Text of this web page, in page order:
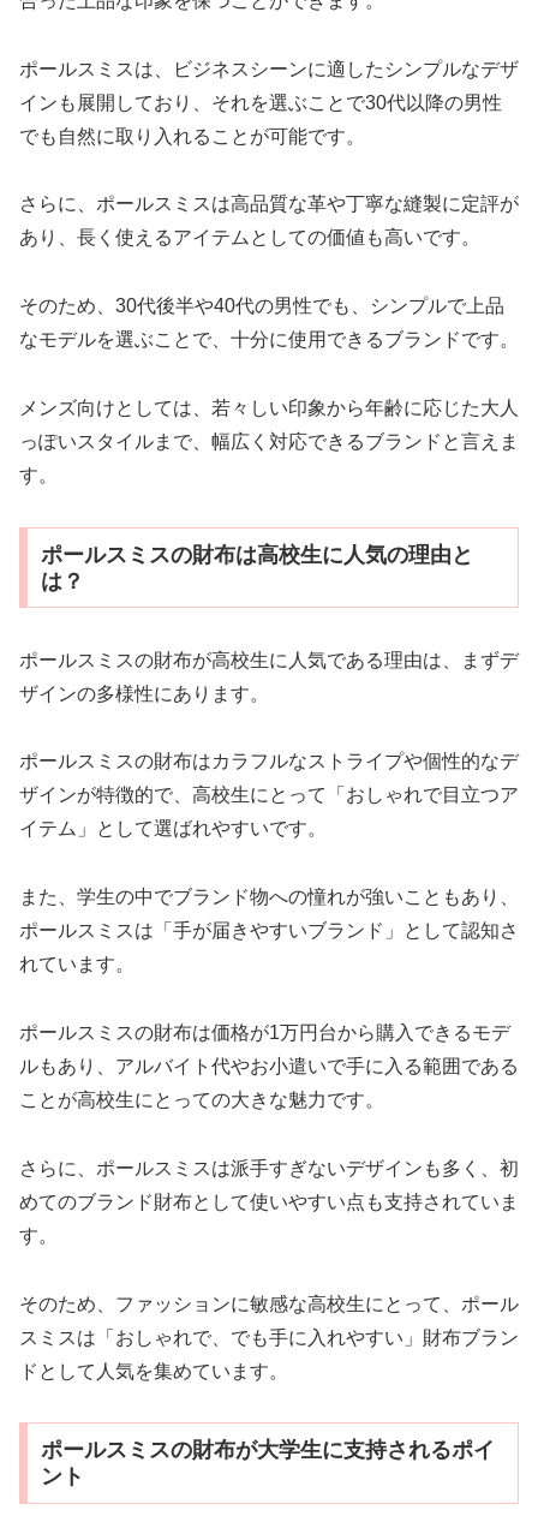
ポールスミスは、ビジネスシーンに適したシンプルなデザ
インも展開しており、それを選ぶことで30代以降の男性
でも自然に取り入れることが可能です。
さらに、ポールスミスは高品質な革や丁寧な縫製に定評が
あり、長く使えるアイテムとしての価値も高いです。
そのため、30代後半や40代の男性でも、シンプルで上品
なモデルを選ぶことで、十分に使用できるブランドです。
メンズ向けとしては、若々しい印象から年齢に応じた大人
っぽいスタイルまで、幅広く対応できるブランドと言えま
す。
ポールスミスの財布は高校生に人気の理由と
は？
ポールスミスの財布が高校生に人気である理由は、まずデ
ザインの多様性にあります。
ポールスミスの財布はカラフルなストライプや個性的なデ
ザインが特徴的で、高校生にとって「おしゃれで目立つア
イテム」として選ばれやすいです。
また、学生の中でブランド物への憧れが強いこともあり、
ポールスミスは「手が届きやすいブランド」として認知さ
れています。
ポールスミスの財布は価格が1万円台から購入できるモデ
ルもあり、アルバイト代やお小遣いで手に入る範囲である
ことが高校生にとっての大きな魅力です。
さらに、ポールスミスは派手すぎないデザインも多く、初
めてのブランド財布として使いやすい点も支持されていま
す。
そのため、ファッションに敏感な高校生にとって、ポール
スミスは「おしゃれで、でも手に入れやすい」財布ブラン
ドとして人気を集めています。
ポールスミスの財布が大学生に支持されるポイ
ント